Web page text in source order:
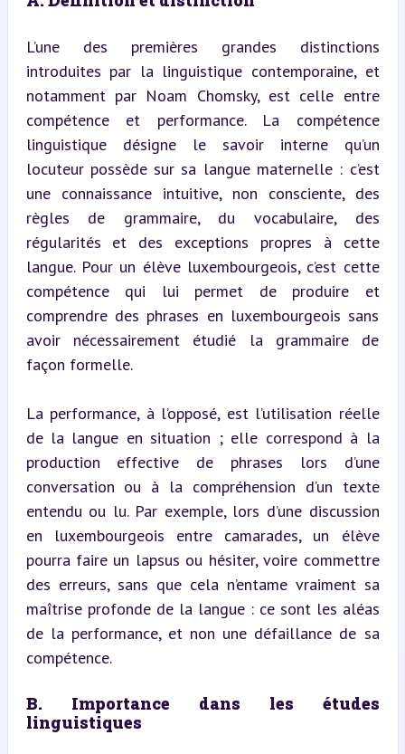
L’une des premières grandes distinctions
introduites par la linguistique contemporaine, et
notamment par Noam Chomsky, est celle entre
compétence et performance. La compétence
linguistique désigne le savoir interne qu’un
locuteur possède sur sa langue maternelle : c’est
une connaissance intuitive, non consciente, des
règles de grammaire, du vocabulaire, des
régularités et des exceptions propres à cette
langue. Pour un élève luxembourgeois, c’est cette
compétence qui lui permet de produire et
comprendre des phrases en luxembourgeois sans
avoir nécessairement étudié la grammaire de
façon formelle.
La performance, à l’opposé, est l’utilisation réelle
de la langue en situation ; elle correspond à la
production effective de phrases lors d’une
conversation ou à la compréhension d’un texte
entendu ou lu. Par exemple, lors d’une discussion
en luxembourgeois entre camarades, un élève
pourra faire un lapsus ou hésiter, voire commettre
des erreurs, sans que cela n’entame vraiment sa
maîtrise profonde de la langue : ce sont les aléas
de la performance, et non une défaillance de sa
compétence.
B. Importance dans les études
linguistiques